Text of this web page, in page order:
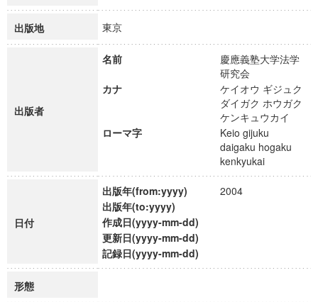
出版地 東京
出版者
名前
慶應義塾大学法学
研究会
カナ
ケイオウ ギジュク
ダイガク ホウガク
ケンキュウカイ
ローマ字
Keio gijuku
daigaku hogaku
kenkyukai
日付
出版年(from:yyyy)
2004
出版年(to:yyyy)
作成日(yyyy-mm-dd)
更新日(yyyy-mm-dd)
記録日(yyyy-mm-dd)
形態